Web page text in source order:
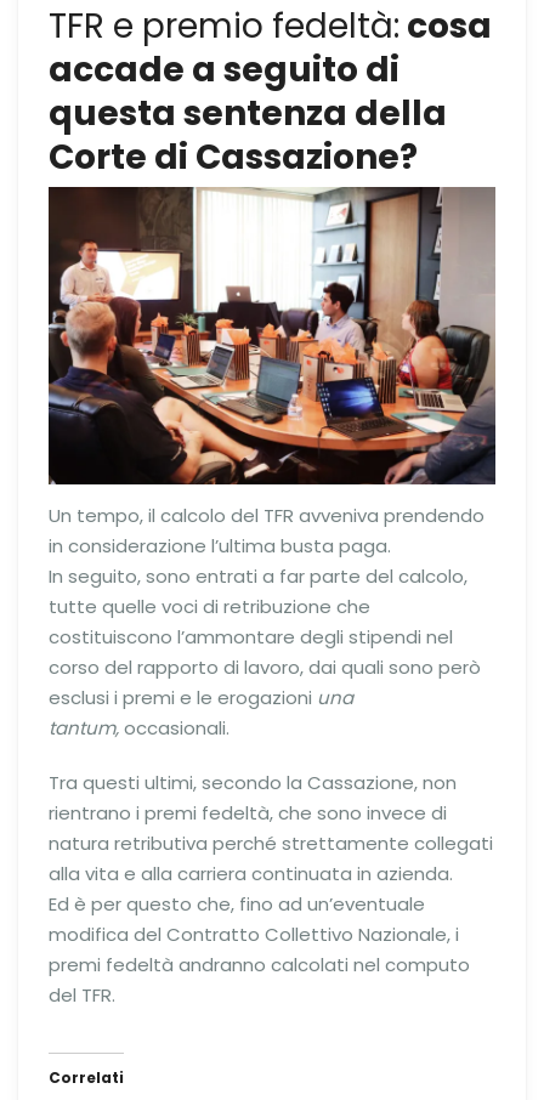
TFR e premio fedeltà: cosa
accade a seguito di
questa sentenza della
Corte di Cassazione?
Un tempo, il calcolo del TFR avveniva prendendo
in considerazione l’ultima busta paga.
In seguito, sono entrati a far parte del calcolo,
tutte quelle voci di retribuzione che
costituiscono l’ammontare degli stipendi nel
corso del rapporto di lavoro, dai quali sono però
esclusi i premi e le erogazioni una
tantum,occasionali.
Tra questi ultimi, secondo la Cassazione, non
rientrano i premi fedeltà, che sono invece di
natura retributiva perché strettamente collegati
alla vita e alla carriera continuata in azienda.
Ed è per questo che, fino ad un’eventuale
modifica del Contratto Collettivo Nazionale, i
premi fedeltà andranno calcolati nel computo
del TFR.
Correlati